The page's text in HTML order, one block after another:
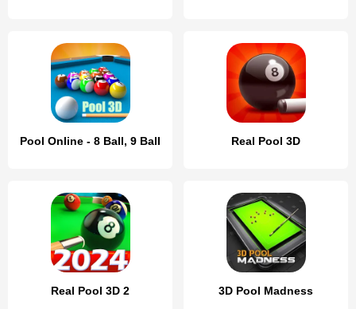
Pool Online - 8 Ball, 9 Ball Real Pool 3D
Real Pool 3D 2 3D Pool Madness